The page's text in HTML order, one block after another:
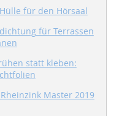
für den Hörsaal
für Terrassen
statt kleben:
Master 2019